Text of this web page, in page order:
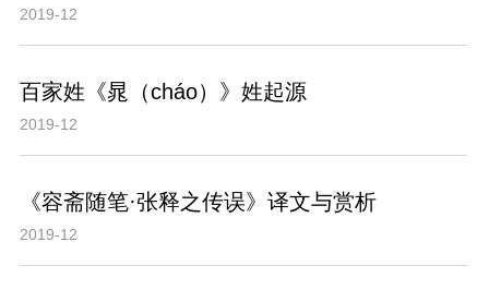
2019-12
百家姓《晁（cháo）》姓起源
2019-12
《容斋随笔·张释之传误》译文与赏析
2019-12